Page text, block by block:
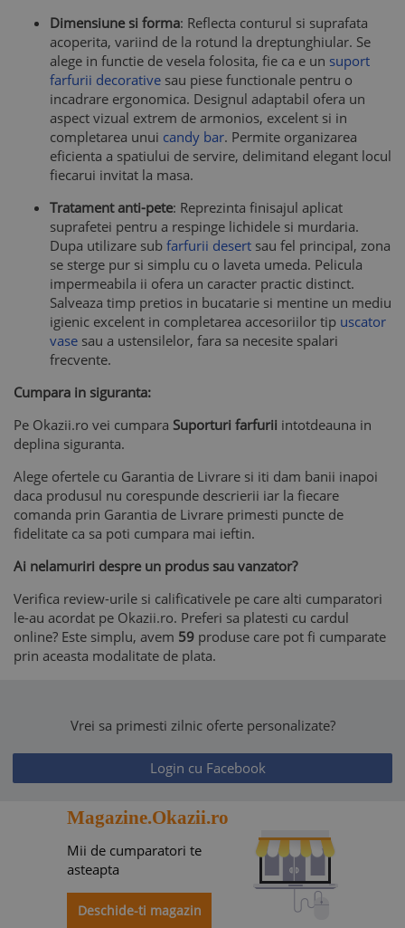
Dimensiune si forma: Reflecta conturul si suprafata
acoperita, variind de la rotund la dreptunghiular. Se
alege in functie de vesela folosita, fie ca e un suport
farfurii decorative sau piese functionale pentru o
incadrare ergonomica. Designul adaptabil ofera un
aspect vizual extrem de armonios, excelent si in
completarea unui candy bar. Permite organizarea
eficienta a spatiului de servire, delimitand elegant locul
fiecarui invitat la masa.
Tratament anti-pete: Reprezinta finisajul aplicat
suprafetei pentru a respinge lichidele si murdaria.
Dupa utilizare sub farfurii desert sau fel principal, zona
se sterge pur si simplu cu o laveta umeda. Pelicula
impermeabila ii ofera un caracter practic distinct.
Salveaza timp pretios in bucatarie si mentine un mediu
igienic excelent in completarea accesoriilor tip uscator
vase sau a ustensilelor, fara sa necesite spalari
frecvente.
Cumpara in siguranta:
Pe Okazii.ro vei cumpara Suporturi farfurii intotdeauna in
deplina siguranta.
Alege ofertele cu Garantia de Livrare si iti dam banii inapoi
daca produsul nu corespunde descrierii iar la fiecare
comanda prin Garantia de Livrare primesti puncte de
fidelitate ca sa poti cumpara mai ieftin.
Ai nelamuriri despre un produs sau vanzator?
Verifica review-urile si calificativele pe care alti cumparatori
le-au acordat pe Okazii.ro. Preferi sa platesti cu cardul
online? Este simplu, avem 59 produse care pot fi cumparate
prin aceasta modalitate de plata.
Vrei sa primesti zilnic oferte personalizate?
Login cu Facebook
Magazine.Okazii.ro
Mii de cumparatori te
asteapta
Deschide-ti magazin